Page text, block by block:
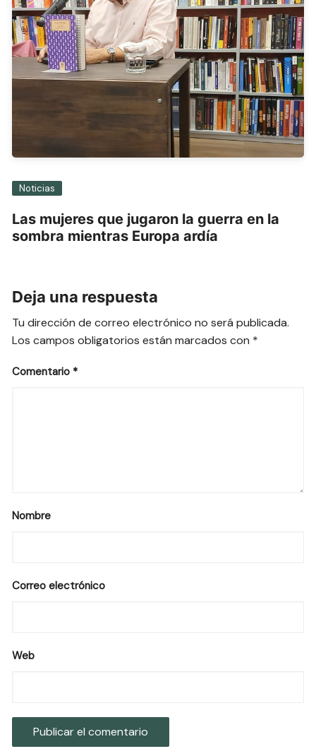
Noticias
Las mujeres que jugaron la guerra en la
sombra mientras Europa ardía
Deja una respuesta
Tu dirección de correo electrónico no será publicada.
Los campos obligatorios están marcados con *
Comentario *
Nombre
Correo electrónico
Web